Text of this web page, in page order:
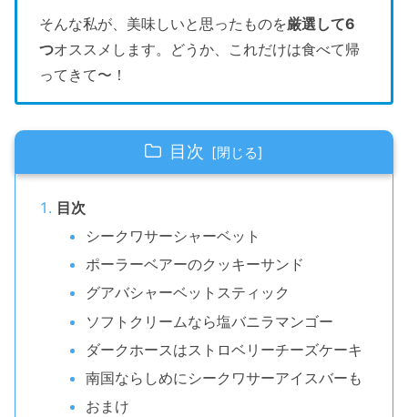
そんな私が、美味しいと思ったものを厳選して6
つオススメします。どうか、これだけは食べて帰
ってきて〜！
目次
目次
シークワサーシャーベット
ポーラーベアーのクッキーサンド
グアバシャーベットスティック
ソフトクリームなら塩バニラマンゴー
ダークホースはストロベリーチーズケーキ
南国ならしめにシークワサーアイスバーも
おまけ